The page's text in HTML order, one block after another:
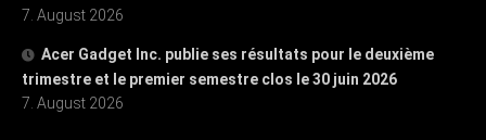
7. August 2026
Acer Gadget Inc. publie ses résultats pour le deuxième
trimestre et le premier semestre clos le 30 juin 2026
7. August 2026